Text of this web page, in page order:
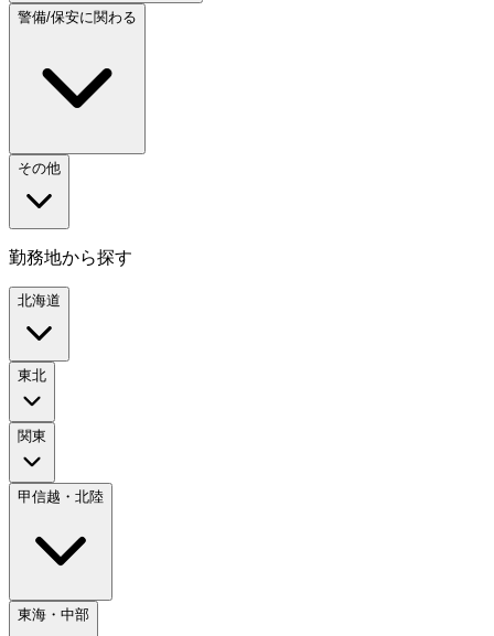
警備/保安に関わる
その他
勤務地から探す
北海道
東北
関東
甲信越・北陸
東海・中部